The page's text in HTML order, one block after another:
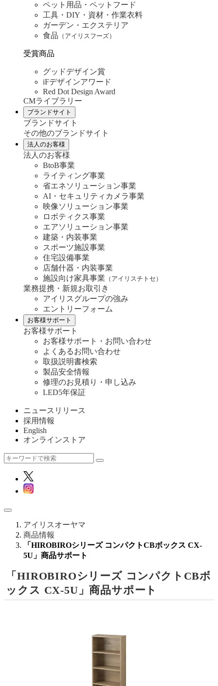
ペット用品・ペットフード
工具・DIY・資材・作業衣料
ガーデン・エクステリア
食品 （アイリスフーズ）
受賞商品
グッドデザイン賞
iFデザインアワード
Red Dot Design Award
CMライブラリー
ブランドサイト
ブランドサイト
その他のブランドサイト
法人のお客様
法人のお客様
BtoB事業
ライティング事業
省エネソリューション事業
AI・セキュリティカメラ事業
映像ソリューション事業
ロボティクス事業
エアソリューション事業
建築・内装事業
スポーツ施設事業
住宅設備事業
店舗什器・内装事業
施設向け家具事業 （アイリスチトセ）
業務提携・新規お取引き
アイリスグループの強み
エントリーフォーム
お客様サポート
お客様サポート
お客様サポート・お問い合わせ
よくあるお問い合わせ
取扱説明書検索
製品安全情報
修理のお見積り・申し込み
LED5年保証
ニュースリリース
採用情報
English
オンラインストア
アイリスオーヤマ
商品情報
「HIROBIROシリーズ コンパクトCBボックス CX-
5U」商品サポート
「HIROBIROシリーズ コンパクトCBボ
ックス CX-5U」商品サポート